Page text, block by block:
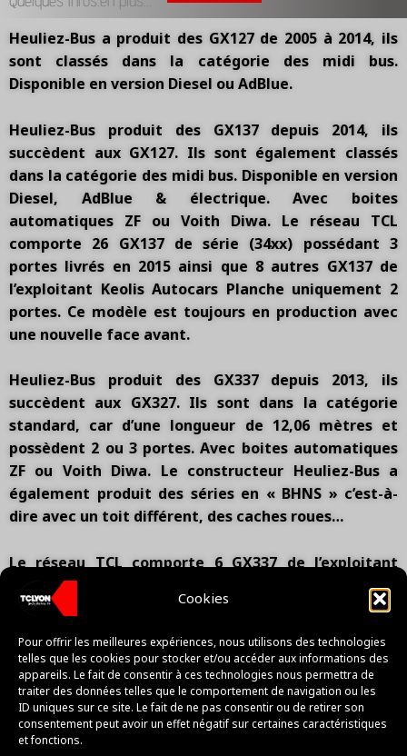
Cookies
Pour offrir les meilleures expériences, nous utilisons des technologies
telles que les cookies pour stocker et/ou accéder aux informations des
appareils. Le fait de consentir à ces technologies nous permettra de
traiter des données telles que le comportement de navigation ou les
ID uniques sur ce site. Le fait de ne pas consentir ou de retirer son
consentement peut avoir un effet négatif sur certaines caractéristiques
et fonctions.
Heuliez-Bus a produit des GX127 de 2005 à 2014, ils
sont classés dans la catégorie des midi bus.
Disponible en version Diesel ou AdBlue.
Heuliez-Bus produit des GX137 depuis 2014, ils
succèdent aux GX127. Ils sont également classés
dans la catégorie des midi bus. Disponible en version
Diesel, AdBlue & électrique. Avec boites
automatiques ZF ou Voith Diwa. Le réseau TCL
comporte 26 GX137 de série (34xx) possédant 3
portes livrés en 2015 ainsi que 8 autres GX137 de
l’exploitant Keolis Autocars Planche uniquement 2
portes. Ce modèle est toujours en production avec
une nouvelle face avant.
Heuliez-Bus produit des GX337 depuis 2013, ils
succèdent aux GX327. Ils sont dans la catégorie
standard, car d’une longueur de 12,06 mètres et
possèdent 2 ou 3 portes. Avec boites automatiques
ZF ou Voith Diwa. Le constructeur Heuliez-Bus a
également produit des séries en « BHNS » c’est-à-
dire avec un toit différent, des caches roues…
Le réseau TCL comporte 6 GX337 de l’exploitant
Transdev R.A. avec une série n°3150 et n°3160,
n°3200, n°7676, n°7683 et n°7722.
Un unique GX327 circule sur le réseau TCL depuis
avril 2025, il est exploité par le dépôt des Courriers
Rhodaniens de Pierre-Bénite pour la ligne 6 (Gare
d’Oullins – Sainte-Foy Place Saint-Luc). Il provient du
réseau Citéa de Valence.